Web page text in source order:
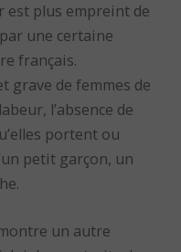
est plus empreint de
une certaine
français.
grave de femmes de
l’absence de
portent ou
petit garçon, un
un autre